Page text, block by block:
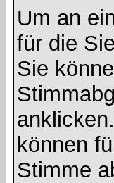
Um an
für die
Sie
können
Stimme